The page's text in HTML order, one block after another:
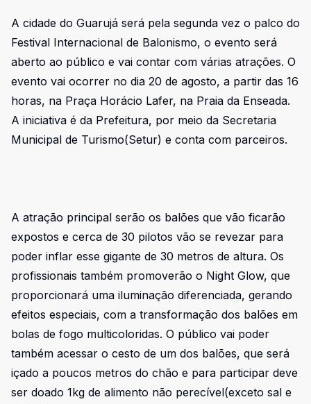
A cidade do Guarujá será pela segunda vez o palco do
Festival Internacional de Balonismo, o evento será
aberto ao público e vai contar com várias atrações. O
evento vai ocorrer no dia 20 de agosto, a partir das 16
horas, na Praça Horácio Lafer, na Praia da Enseada.
A iniciativa é da Prefeitura, por meio da Secretaria
Municipal de Turismo(Setur) e conta com parceiros.
A atração principal serão os balões que vão ficarão
expostos e cerca de 30 pilotos vão se revezar para
poder inflar esse gigante de 30 metros de altura. Os
profissionais também promoverão o Night Glow, que
proporcionará uma iluminação diferenciada, gerando
efeitos especiais, com a transformação dos balões em
bolas de fogo multicoloridas. O público vai poder
também acessar o cesto de um dos balões, que será
içado a poucos metros do chão e para participar deve
ser doado 1kg de alimento não perecível(exceto sal e